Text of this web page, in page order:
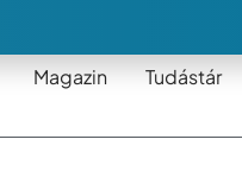
Magazin Tudástár